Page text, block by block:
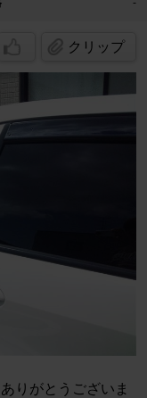
-
クリップ
りがとうございま